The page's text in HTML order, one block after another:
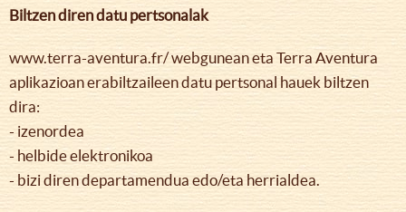
Biltzen diren datu pertsonalak
www.terra-aventura.fr/ webgunean eta Terra Aventura
aplikazioan erabiltzaileen datu pertsonal hauek biltzen
dira:
- izenordea
- helbide elektronikoa
- bizi diren departamendua edo/eta herrialdea.